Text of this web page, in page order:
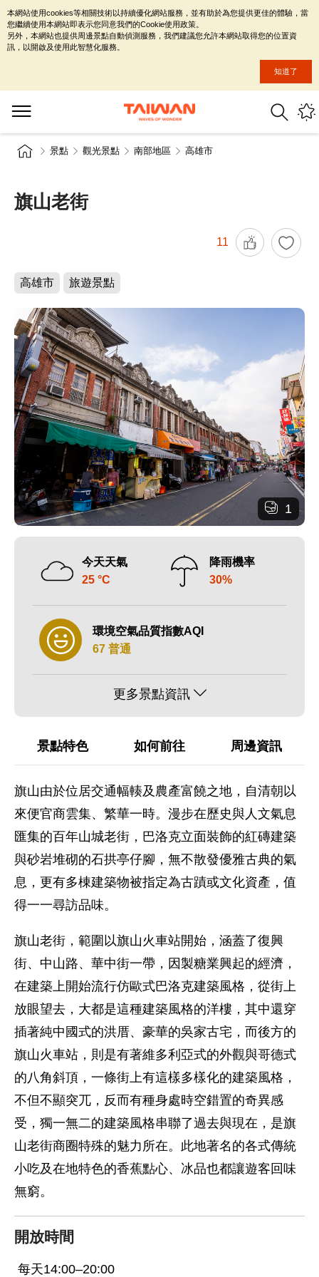
景點 觀光景點 南部地區 高雄市
旗山老街
11
高雄市 旅遊景點
1
今天天氣
25 °C
降雨機率
30%
環境空氣品質指數AQI
67 普通
更多景點資訊
景點特色 如何前往 周邊資訊
旗山由於位居交通幅輳及農產富饒之地，自清朝以
來便官商雲集、繁華一時。漫步在歷史與人文氣息
匯集的百年山城老街，巴洛克立面裝飾的紅磚建築
與砂岩堆砌的石拱亭仔腳，無不散發優雅古典的氣
息，更有多棟建築物被指定為古蹟或文化資產，值
得一一尋訪品味。
旗山老街，範圍以旗山火車站開始，涵蓋了復興
街、中山路、華中街一帶，因製糖業興起的經濟，
在建築上開始流行仿歐式巴洛克建築風格，從街上
放眼望去，大都是這種建築風格的洋樓，其中還穿
插著純中國式的洪厝、豪華的吳家古宅，而後方的
旗山火車站，則是有著維多利亞式的外觀與哥德式
的八角斜頂，一條街上有這樣多樣化的建築風格，
不但不顯突兀，反而有種身處時空錯置的奇異感
受，獨一無二的建築風格串聯了過去與現在，是旗
山老街商圈特殊的魅力所在。此地著名的各式傳統
小吃及在地特色的香蕉點心、冰品也都讓遊客回味
無窮。
開放時間
每天14:00–20:00
本網站使用cookies等相關技術以持續優化網站服務，並有助於為您提供更佳的體驗，當
您繼續使用本網站即表示您同意我們的Cookie使用政策。
另外，本網站也提供周邊景點自動偵測服務，我們建議您允許本網站取得您的位置資
訊，以開啟及使用此智慧化服務。
知道了